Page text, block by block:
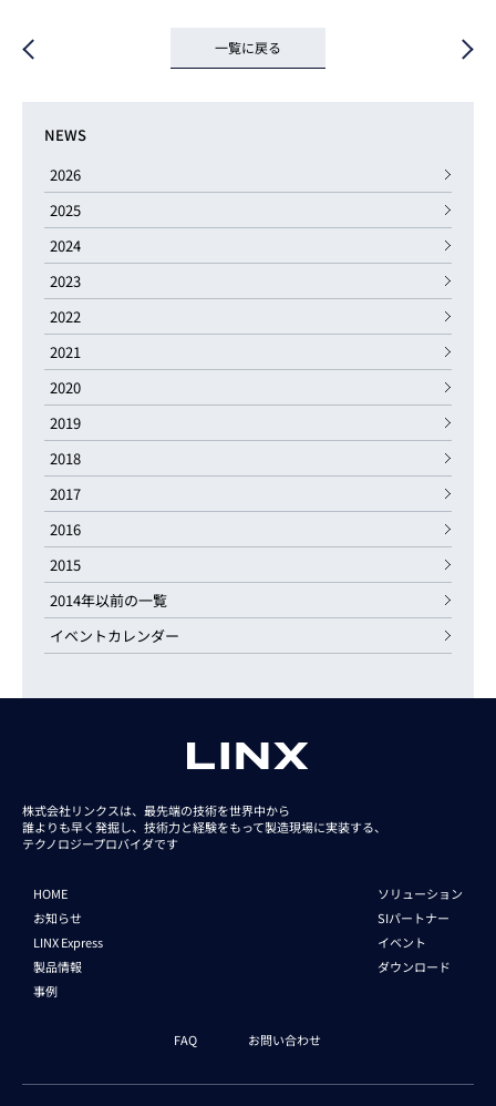
一覧に戻る
NEWS
2026
2025
2024
2023
2022
2021
2020
2019
2018
2017
2016
2015
2014年以前の一覧
イベントカレンダー
株式会社リンクスは、最先端の技術を世界中から
誰よりも早く発掘し、技術力と経験をもって製造現場に実装する、
テクノロジープロバイダです
HOME
お知らせ
LINX Express
製品情報
事例
ソリューション
SIパートナー
イベント
ダウンロード
FAQ お問い合わせ